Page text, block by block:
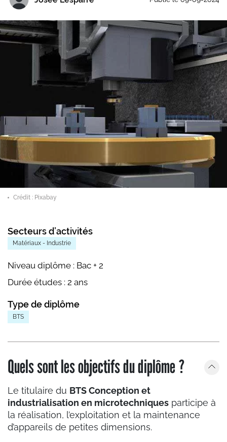
Crédit : Pixabay
Secteurs d’activités
Matériaux - Industrie
Niveau diplôme : Bac + 2
Durée études : 2 ans
Type de diplôme
BTS
Quels sont les objectifs du diplôme ?
Le titulaire du BTS Conception et
industrialisation en microtechniques participe à
la réalisation, l’exploitation et la maintenance
d’appareils de petites dimensions.